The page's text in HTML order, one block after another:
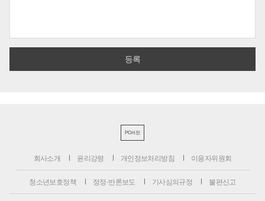
PC버전
회사소개 윤리강령 개인정보처리방침 이용자위원회
청소년보호정책 정정·반론보도 기사심의규정 불편신고